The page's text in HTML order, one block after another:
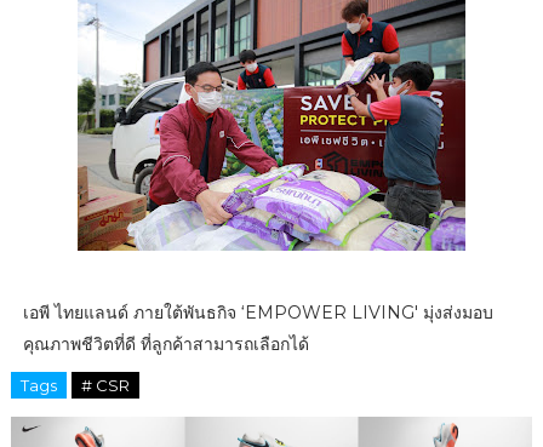
เอพี ไทยแลนด์ ภายใต้พันธกิจ ‘EMPOWER LIVING' มุ่งส่งมอบ
คุณภาพชีวิตที่ดี ที่ลูกค้าสามารถเลือกได้
Tags # CSR